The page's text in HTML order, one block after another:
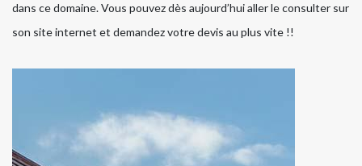
dans ce domaine. Vous pouvez dès aujourd’hui aller le consulter sur
son site internet et demandez votre devis au plus vite !!